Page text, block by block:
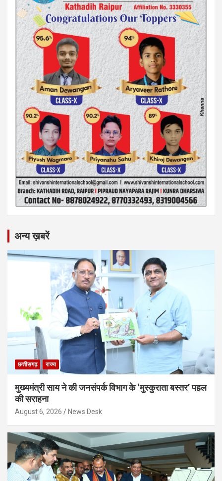
अन्य ख़बरें
छत्तीसगढ़ राज्य
मुख्यमंत्री साय ने की जनसंपर्क विभाग के ‘मुस्कुराता बस्तर’ पहल
की सराहना
August 6, 2026 News Desk